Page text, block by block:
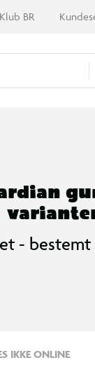
Klub BR
- bestemt
IKKE ONLINE